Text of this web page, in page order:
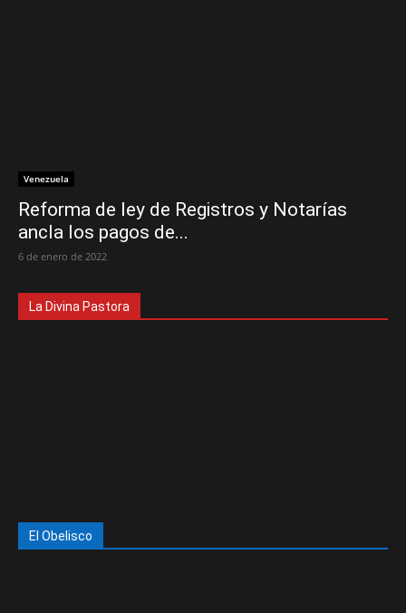
Venezuela
Reforma de ley de Registros y Notarías
ancla los pagos de...
6 de enero de 2022
La Divina Pastora
El Obelisco